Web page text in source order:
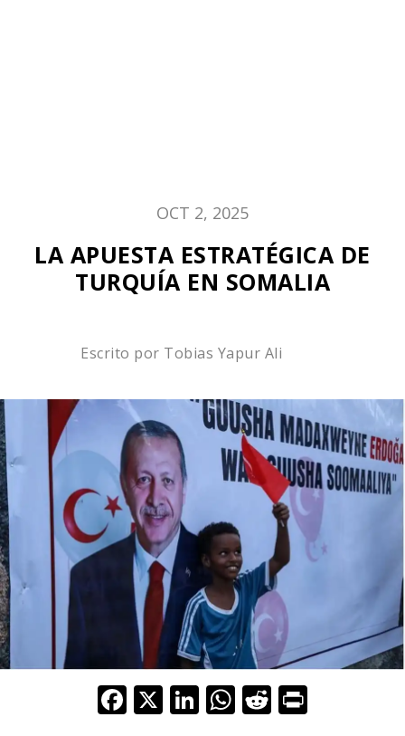
OCT 2, 2025
LA APUESTA ESTRATÉGICA DE
TURQUÍA EN SOMALIA
Escrito por Tobias Yapur Ali
F X Li W R